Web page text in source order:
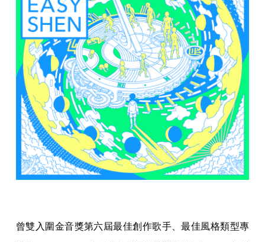
曾雙入圍金音獎第六屆最佳創作歌手、最佳風格類型專